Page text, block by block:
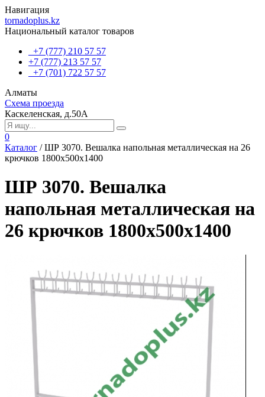
Навигация
tornadoplus.kz
Национальный каталог товаров
+7 (777) 210 57 57
+7 (777) 213 57 57
+7 (701) 722 57 57
Алматы
Схема проезда
Каскеленская, д.50А
0
Каталог /ШР 3070. Вешалка напольная металлическая на 26
крючков 1800х500х1400
ШР 3070. Вешалка
напольная металлическая на
26 крючков 1800х500х1400